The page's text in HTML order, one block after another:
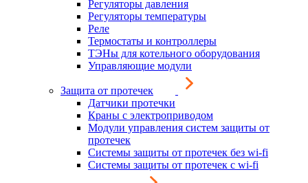
Регуляторы давления
Регуляторы температуры
Реле
Термостаты и контроллеры
ТЭНы для котельного оборудования
Управляющие модули
Защита от протечек
Датчики протечки
Краны с электроприводом
Модули управления систем защиты от
протечек
Системы защиты от протечек без wi-fi
Системы защиты от протечек с wi-fi